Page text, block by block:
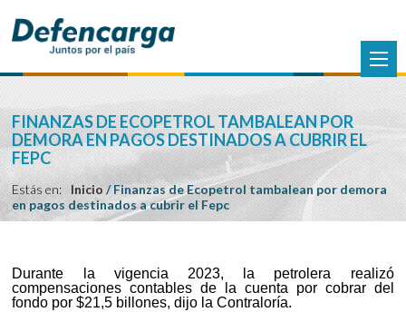
FINANZAS DE ECOPETROL TAMBALEAN POR
DEMORA EN PAGOS DESTINADOS A CUBRIR EL
FEPC
Estás en: Inicio/Finanzas de Ecopetrol tambalean por demora
en pagos destinados a cubrir el Fepc
Durante la vigencia 2023, la petrolera realizó
compensaciones contables de la cuenta por cobrar del
fondo por $21,5 billones, dijo la Contraloría.